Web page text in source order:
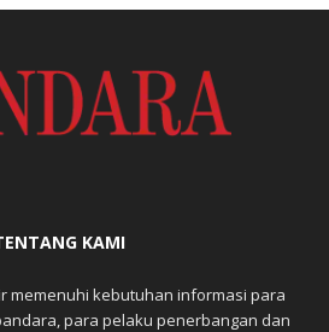
KAMI
memenuhi kebutuhan informasi para
para pelaku penerbangan dan